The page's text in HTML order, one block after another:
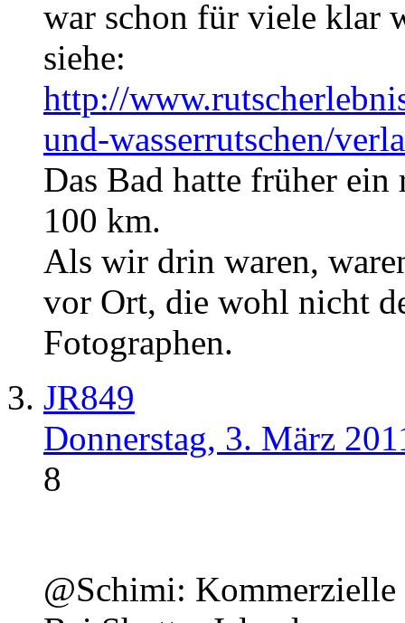
war schon für viele klar
siehe:
http://
und-wasserrutschen/
Das Bad hatte früher
100 km.
Als wir drin waren,
vor Ort, die wohl nicht
Fotographen.
JR849
Donnerstag, 3. März
8
@Schimi: